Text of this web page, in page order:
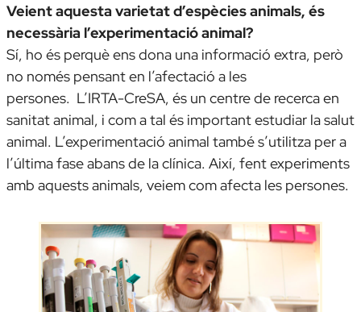
Veient aquesta varietat d’espècies animals, és
necessària l’experimentació animal?
Sí, ho és perquè ens dona una informació extra, però
no només pensant en l’afectació a les
persones. L’IRTA-CreSA, és un centre de recerca en
sanitat animal, i com a tal és important estudiar la salut
animal. L’experimentació animal també s’utilitza per a
l’última fase abans de la clínica. Així, fent experiments
amb aquests animals, veiem com afecta les persones.